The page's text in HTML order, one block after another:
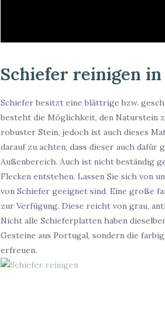
Schiefer reinigen
Schiefer besitzt eine blättrige bzw.
besteht die Möglichkeit, den Naturstein
robuster Stein, jedoch ist auch dieses
darauf zu achten, dass dieser auch
Außenbereich. Auch ist nicht beständig
Flecken entstehen. Lassen Sie sich von
von Schiefer geeignet sind. Eine große
zur Verfügung. Diese reicht von grau,
Nicht alle Schieferplatten haben
Gesteine aus Portugal, sondern die
erfreuen.